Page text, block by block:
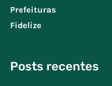
Prefeituras
Fidelize
Posts recentes